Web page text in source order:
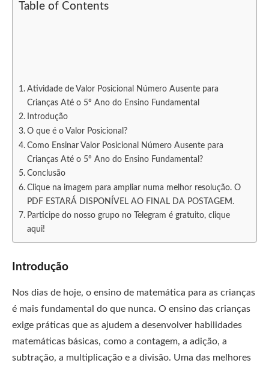
Table of Contents
Atividade de Valor Posicional Número Ausente para
Crianças Até o 5º Ano do Ensino Fundamental
Introdução
O que é o Valor Posicional?
Como Ensinar Valor Posicional Número Ausente para
Crianças Até o 5º Ano do Ensino Fundamental?
Conclusão
Clique na imagem para ampliar numa melhor resolução. O
PDF ESTARÁ DISPONÍVEL AO FINAL DA POSTAGEM.
Participe do nosso grupo no Telegram é gratuito, clique
aqui!
Introdução
Nos dias de hoje, o ensino de matemática para as crianças
é mais fundamental do que nunca. O ensino das crianças
exige práticas que as ajudem a desenvol ver habil idades
matemáticas básicas, como a contagem, a adição, a
subtração, a multipl icação e a divisão. Uma das mel hores